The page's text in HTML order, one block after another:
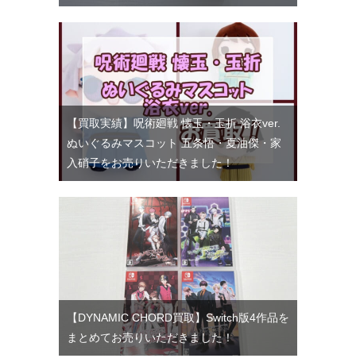
【買取実績】呪術廻戦 懐玉・玉折 浴衣ver.
ぬいぐるみマスコット 五条悟・夏油傑・家
入硝子をお売りいただきました！
【DYNAMIC CHORD買取】Switch版4作品を
まとめてお売りいただきました！